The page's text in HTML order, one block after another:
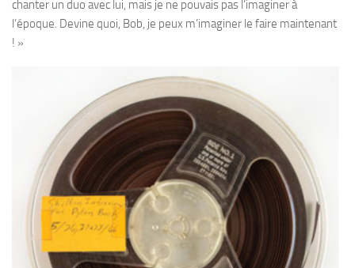
chanter un duo avec lui, mais je ne pouvais pas l’imaginer à
l’époque. Devine quoi, Bob, je peux m’imaginer le faire maintenant
! »